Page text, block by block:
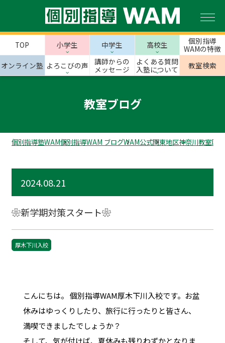
TOP 小学生 中学生 高校生
個別指導
WAMの特徴
オンライン塾 よろこびの声
講師からの
メッセージ
よくある質問
入塾について
教室検索
教室ブログ
個別指導塾WAM個別指導WAM ブログWAM公式関東地区神奈川教室厚
2024.08.21
❀新学期対策スタート❀
厚木下川入校
こんにちは。 個別指導WAM厚木下川入校です。お盆
休みはゆっくりしたり、旅行に行ったりと皆さん、
満喫できましたでしょうか？
そして、気が付けば、夏休みも残りわずかとなりま